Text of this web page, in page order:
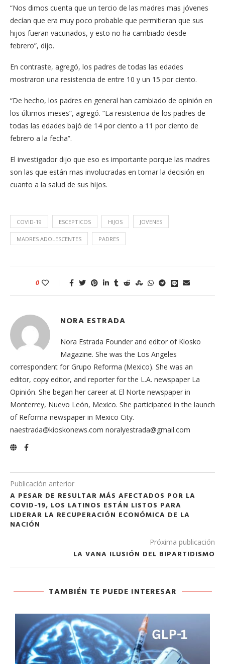
“Nos dimos cuenta que un tercio de las madres mas jóvenes
decían que era muy poco probable que permitieran que sus
hijos fueran vacunados, y esto no ha cambiado desde
febrero”, dijo.
En contraste, agregó, los padres de todas las edades
mostraron una resistencia de entre 10 y un 15 por ciento.
“De hecho, los padres en general han cambiado de opinión en
los últimos meses”, agregó. “La resistencia de los padres de
todas las edades bajó de 14 por ciento a 11 por ciento de
febrero a la fecha”.
El investigador dijo que eso es importante porque las madres
son las que están mas involucradas en tomar la decisión en
cuanto a la salud de sus hijos.
COVID-19 ESCEPTICOS HIJOS JOVENES
MADRES ADOLESCENTES PADRES
0
NORA ESTRADA
Nora Estrada Founder and editor of Kiosko
Magazine. She was the Los Angeles
correspondent for Grupo Reforma (Mexico). She was an
editor, copy editor, and reporter for the L.A. newspaper La
Opinión. She began her career at El Norte newspaper in
Monterrey, Nuevo León, Mexico. She participated in the launch
of Reforma newspaper in Mexico City.
naestrada@kioskonews.com noralyestrada@gmail.com
Publicación anterior
A PESAR DE RESULTAR MÁS AFECTADOS POR LA
COVID-19, LOS LATINOS ESTÁN LISTOS PARA
LIDERAR LA RECUPERACIÓN ECONÓMICA DE LA
NACIÓN
Próxima publicación
LA VANA ILUSIÓN DEL BIPARTIDISMO
TAMBIÉN TE PUEDE INTERESAR